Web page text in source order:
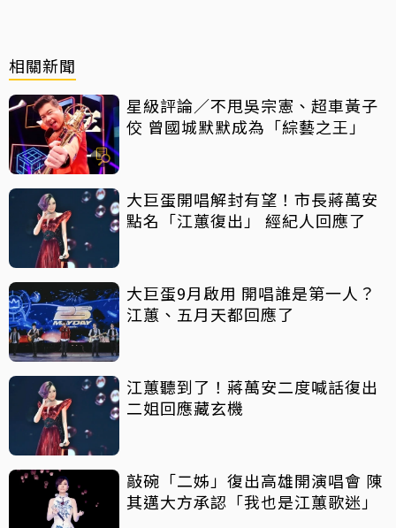
相關新聞
星級評論／不甩吳宗憲、超車黃子
佼 曾國城默默成為「綜藝之王」
大巨蛋開唱解封有望！市長蔣萬安
點名「江蕙復出」 經紀人回應了
大巨蛋9月啟用 開唱誰是第一人？
江蕙、五月天都回應了
江蕙聽到了！蔣萬安二度喊話復出
二姐回應藏玄機
敲碗「二姊」復出高雄開演唱會 陳
其邁大方承認「我也是江蕙歌迷」